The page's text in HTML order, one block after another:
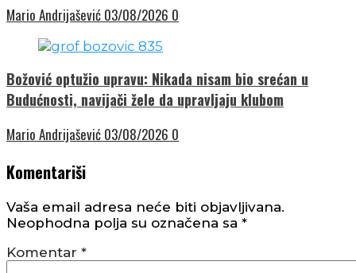
Mario Andrijašević 03/08/2026 0
Božović optužio upravu: Nikada nisam bio srećan u
Budućnosti, navijači žele da upravljaju klubom
Mario Andrijašević 03/08/2026 0
Komentariši
Vaša email adresa neće biti objavljivana.
Neophodna polja su označena sa *
Komentar *